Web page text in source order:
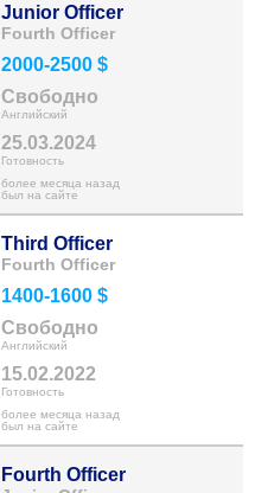
Junior Officer
Fourth Officer
2000-2500 $
Свободно
Английский
25.03.2024
Готовность
более месяца назад
был на сайте
Third Officer
Fourth Officer
1400-1600 $
Свободно
Английский
15.02.2022
Готовность
более месяца назад
был на сайте
Fourth Officer